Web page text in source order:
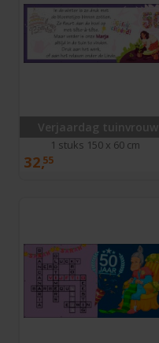
Verjaardag tuinvrouw
1 stuks 150 x 60 cm
32,55